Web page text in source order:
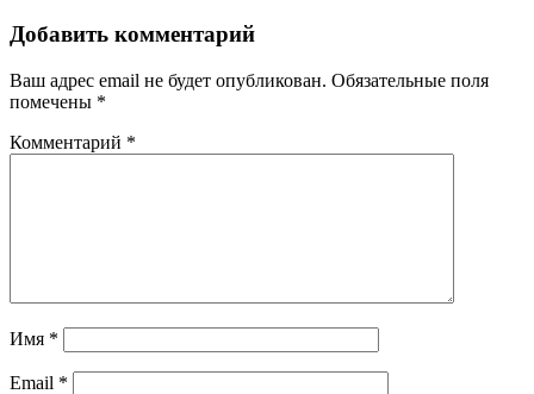
Добавить комментарий
Ваш адрес email не будет опубликован. Обязательные поля
помечены *
Комментарий *
Имя *
Email *